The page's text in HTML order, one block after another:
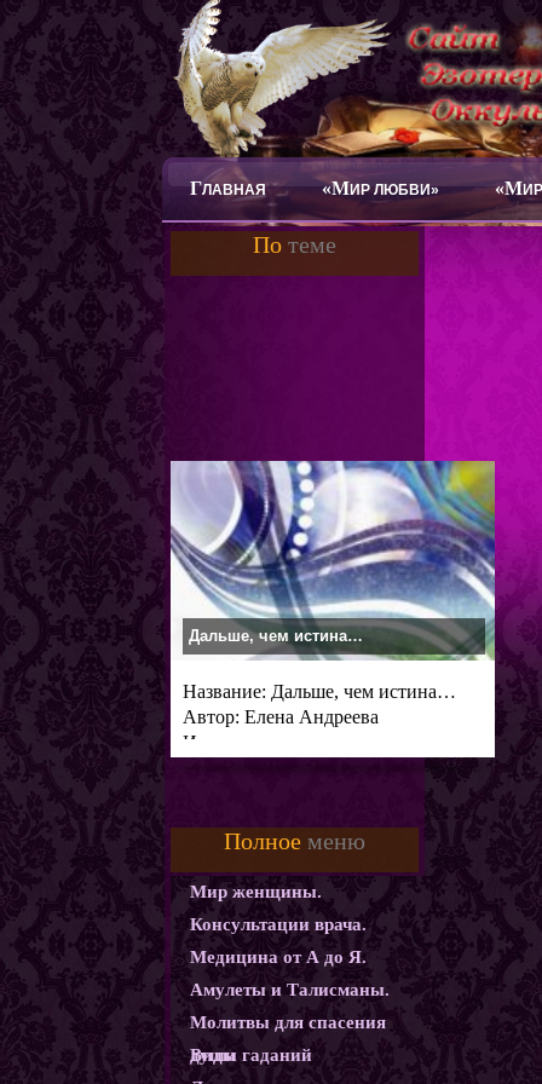
ГЛАВНАЯ «МИР ЛЮБВИ» «М
По теме
Дальше, чем истина…
Название: Дальше, чем истина…
Автор: Елена Андреева
Издательство:
Полное меню
Мир женщины.
Консультации врача.
Медицина от А до Я.
Амулеты и Талисманы.
Молитвы для спасения
души
Виды гаданий